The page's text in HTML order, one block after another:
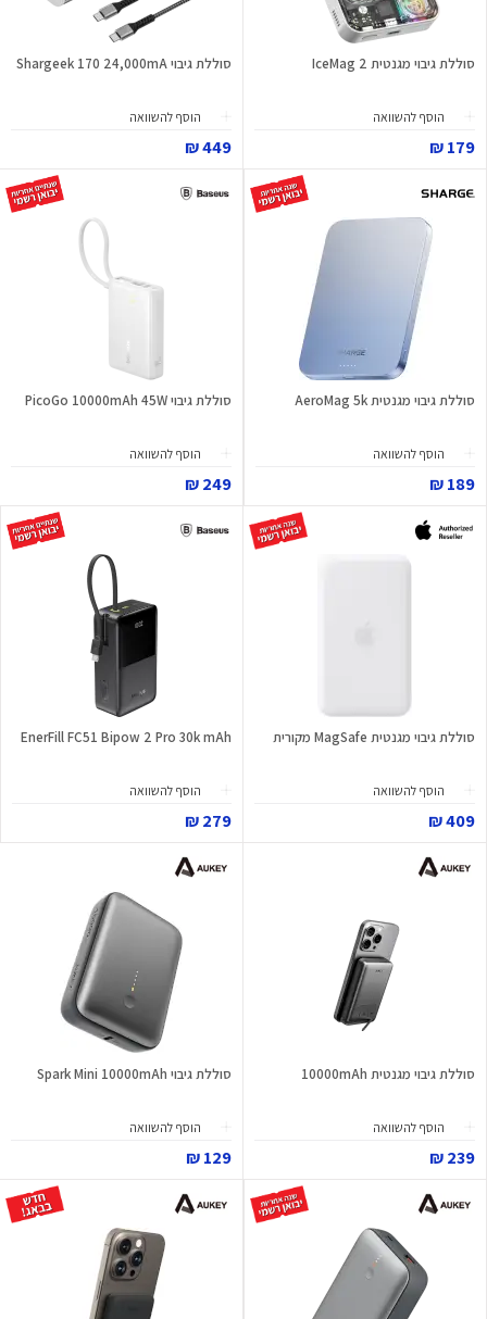
סוללת גיבוי מגנטית IceMag 2
הוסף להשוואה
179 ₪
סוללת גיבוי Shargeek 170 24,000mA
הוסף להשוואה
449 ₪
סוללת גיבוי מגנטית AeroMag 5k
הוסף להשוואה
189 ₪
סוללת גיבוי PicoGo 10000mAh 45W
הוסף להשוואה
249 ₪
סוללת גיבוי מגנטית MagSafe מקורית
הוסף להשוואה
409 ₪
EnerFill FC51 Bipow 2 Pro 30k mAh
הוסף להשוואה
279 ₪
סוללת גיבוי מגנטית 10000mAh
הוסף להשוואה
239 ₪
סוללת גיבוי Spark Mini 10000mAh
הוסף להשוואה
129 ₪